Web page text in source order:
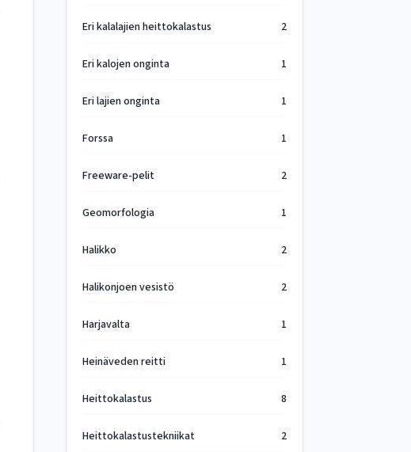
Eri kalalajien heittokalastus 2
Eri kalojen onginta 1
Eri lajien onginta 1
Forssa 1
Freeware-pelit 2
Geomorfologia 1
Halikko 2
Halikonjoen vesistö 2
Harjavalta 1
Heinäveden reitti 1
Heittokalastus 8
Heittokalastustekniikat 2